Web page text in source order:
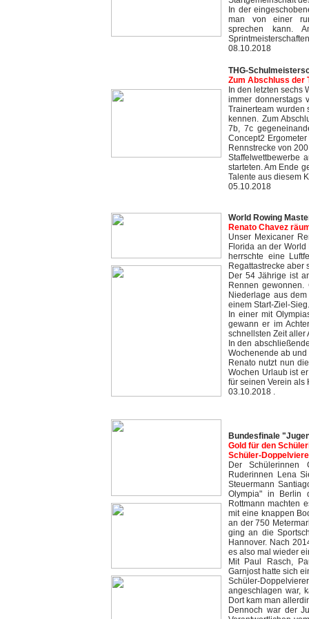
In der
man von einer
sprechen kann.
08.10.2018
THG-
Zum Abschluss der
In den letzten sechs
immer donnerstags
Trainerteam wurden
kennen. Zum
7b, 7c
Concept2
Rennstrecke von
Staffelwettbewerbe
starteten. Am Ende
Talente aus diesem
05.10.2018
World Rowing
Renato Chavez
Unser Mexicaner
Florida an der
herrschte eine
Regattastrecke aber
Der 54 Jährige ist
Rennen
Niederlage aus
einem Start-Ziel-Sieg.
In einer mit
gewann er im
schnellsten Zeit aller
In den
Wochenende ab
Renato nutzt nun
Wochen Urlaub ist
für seinen Verein als
03.10.2018 .
Bundesfinale
Gold für den
Schüler-
Der Schülerinnen
Ruderinnen Lena
Steuermann
Olympia" in Berlin
Rottmann machten
mit eine knappen
an der 750
ging an die
Hannover. Nach
es also mal wieder
Mit Paul Rasch,
Garnjost hatte sich
Schüler-
angeschlagen war,
Dort kam man
Dennoch war der